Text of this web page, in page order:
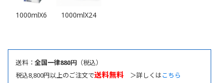
1000mlX6 1000mlX24
送料： 全国一律880円 （税込）
税込8,800円以上のご注文で送料無料 ＞詳しくはこちら